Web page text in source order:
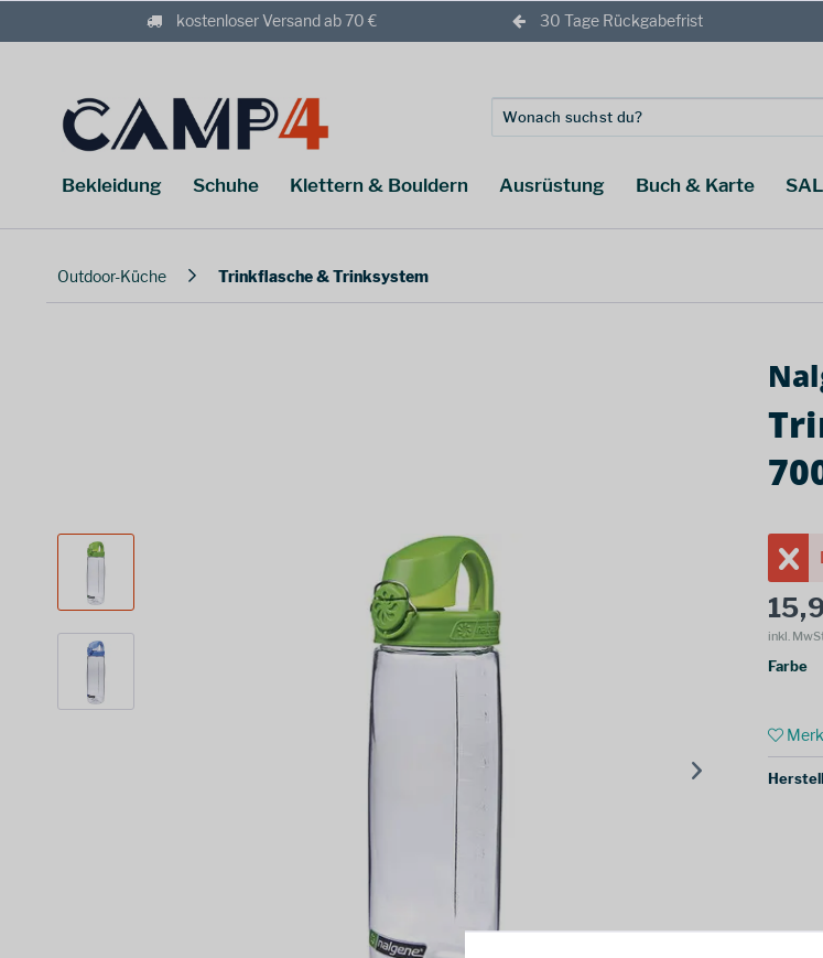
kostenloser Versand ab 70 € 30 Tage Rückgabefrist
Bekleidung Schuhe Klettern & Bouldern Ausrüstung Buch & Karte
Outdoor-Küche Trinkflasche & Trinksystem
inkl.
Farbe